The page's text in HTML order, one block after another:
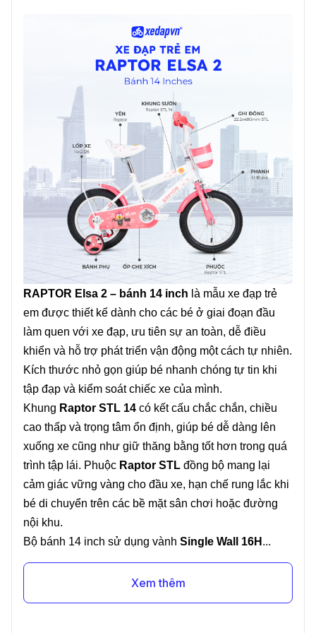
RAPTOR Elsa 2 – bánh 14 inch là mẫu xe đạp trẻ
em được thiết kế dành cho các bé ở giai đoạn đầu
làm quen với xe đạp, ưu tiên sự an toàn, dễ điều
khiển và hỗ trợ phát triển vận động một cách tự nhiên.
Kích thước nhỏ gọn giúp bé nhanh chóng tự tin khi
tập đạp và kiểm soát chiếc xe của mình.
Khung Raptor STL 14 có kết cấu chắc chắn, chiều
cao thấp và trọng tâm ổn định, giúp bé dễ dàng lên
xuống xe cũng như giữ thăng bằng tốt hơn trong quá
trình tập lái. Phuộc Raptor STL đồng bộ mang lại
cảm giác vững vàng cho đầu xe, hạn chế rung lắc khi
bé di chuyển trên các bề mặt sân chơi hoặc đường
nội khu.
Bộ bánh 14 inch sử dụng vành Single Wall 16H ...
Xem thêm